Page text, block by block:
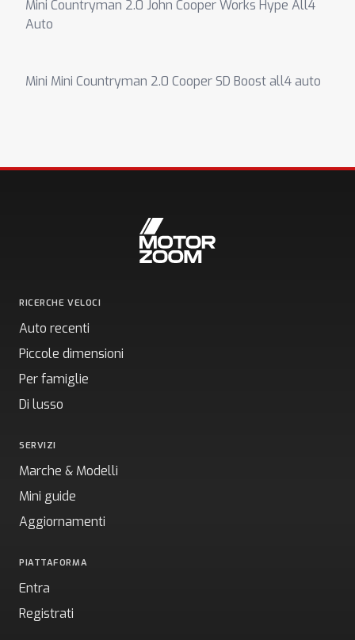
Mini Countryman 2.0 John Cooper Works Hype All4
Auto
Mini Mini Countryman 2.0 Cooper SD Boost all4 auto
RICERCHE VELOCI
Auto recenti
Piccole dimensioni
Per famiglie
Di lusso
SERVIZI
Marche & Modelli
Mini guide
Aggiornamenti
PIATTAFORMA
Entra
Registrati